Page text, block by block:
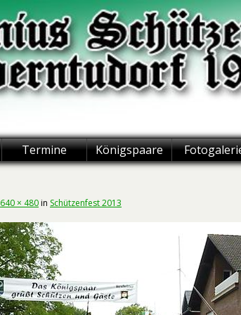
Termine Königspaare
640 × 480 in Schützenfest 2013